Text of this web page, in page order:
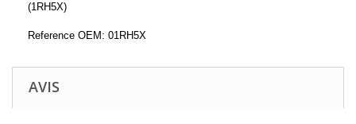
(1RH5X)
Reference OEM: 01RH5X
AVIS